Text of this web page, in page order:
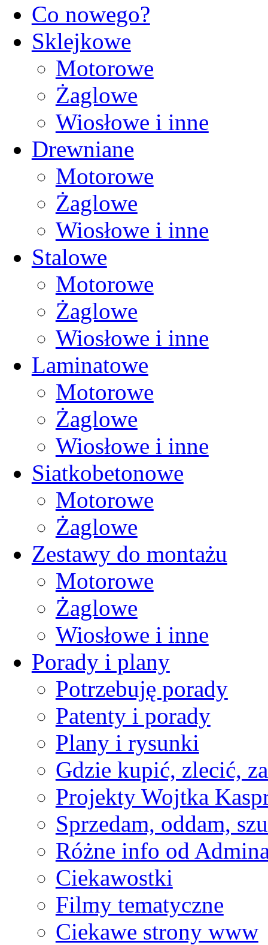
Co nowego?
Sklejkowe
Motorowe
Żaglowe
Wiosłowe i inne
Drewniane
Motorowe
Żaglowe
Wiosłowe i inne
Stalowe
Motorowe
Żaglowe
Wiosłowe i inne
Laminatowe
Motorowe
Żaglowe
Wiosłowe i inne
Siatkobetonowe
Motorowe
Żaglowe
Zestawy do montażu
Motorowe
Żaglowe
Wiosłowe i inne
Porady i plany
Potrzebuję porady
Patenty i porady
Plany i rysunki
Gdzie kupić, zlecić,
Projekty Wojtka
Sprzedam, oddam,
Różne info od
Ciekawostki
Filmy tematyczne
Ciekawe strony www